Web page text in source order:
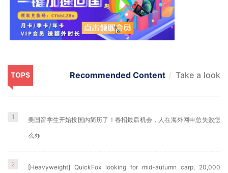
TOPS Recommended Content Take a look
1 美国留学生开始投国内简历了！春招最后机会，人在海外网申总失败怎
么办
2 [Heavyweight] QuickFox looking for mid-autumn carp, 20,000